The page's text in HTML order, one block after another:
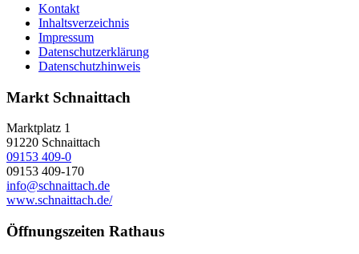
Kontakt
Inhaltsverzeichnis
Impressum
Datenschutzerklärung
Datenschutzhinweis
Markt Schnaittach
Marktplatz 1
91220 Schnaittach
09153 409-0
09153 409-170
info@schnaittach.de
www.schnaittach.de/
Öffnungszeiten Rathaus